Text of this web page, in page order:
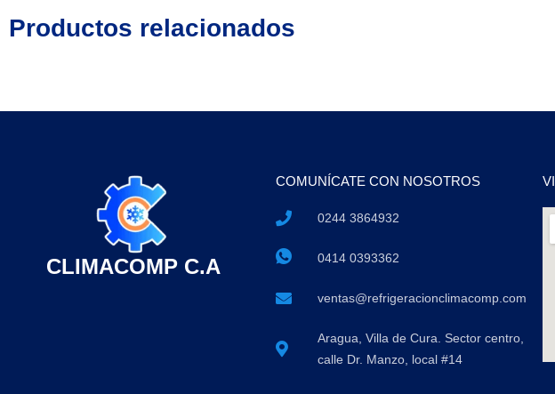
Productos relacionados
CLIMACOMP C.A
COMUNÍCATE CON NOSOTROS
0244 3864932
0414 0393362
ventas@refrigeracionclimacomp.com
Aragua, Villa de Cura. Sector centro,
calle Dr. Manzo, local #14